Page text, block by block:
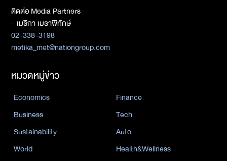
ติดต่อ Media Partners
- เมธิกา เมธาพิทักษ์
02-338-3198
metika_met@nationgroup.com
หมวดหมู่ข่าว
Economics
Finance
Business
Tech
Sustainability
Auto
World
Health&Wellness